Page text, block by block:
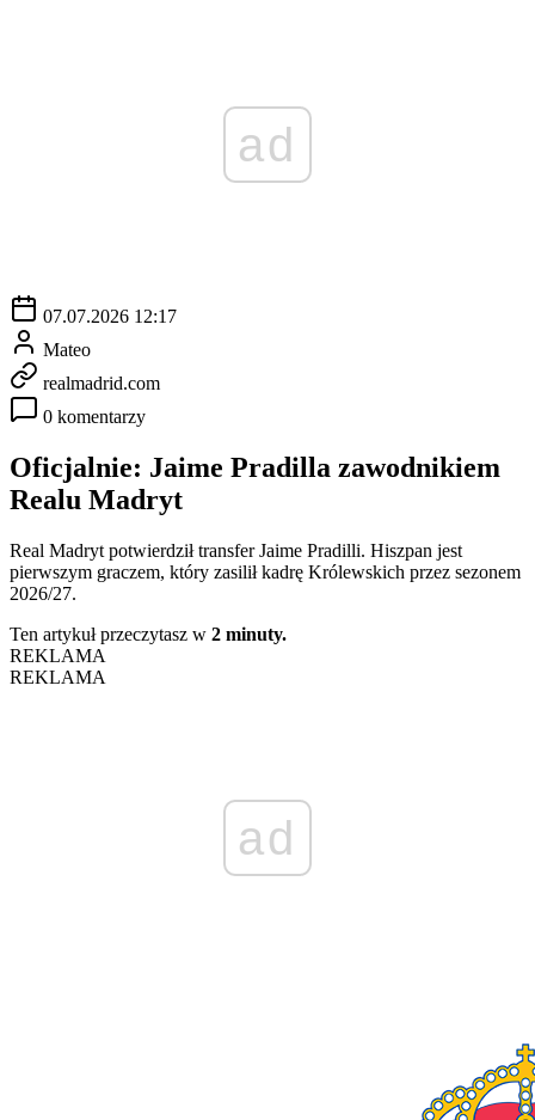
ad
07.07.2026 12:17
Mateo
realmadrid.com
0 komentarzy
Oficjalnie: Jaime Pradilla zawodnikiem
Realu Madryt
Real Madryt potwierdził transfer Jaime Pradilli. Hiszpan jest
pierwszym graczem, który zasilił kadrę Królewskich przez sezonem
2026/27.
Ten artykuł przeczytasz w 2 minuty.
REKLAMA
REKLAMA
ad